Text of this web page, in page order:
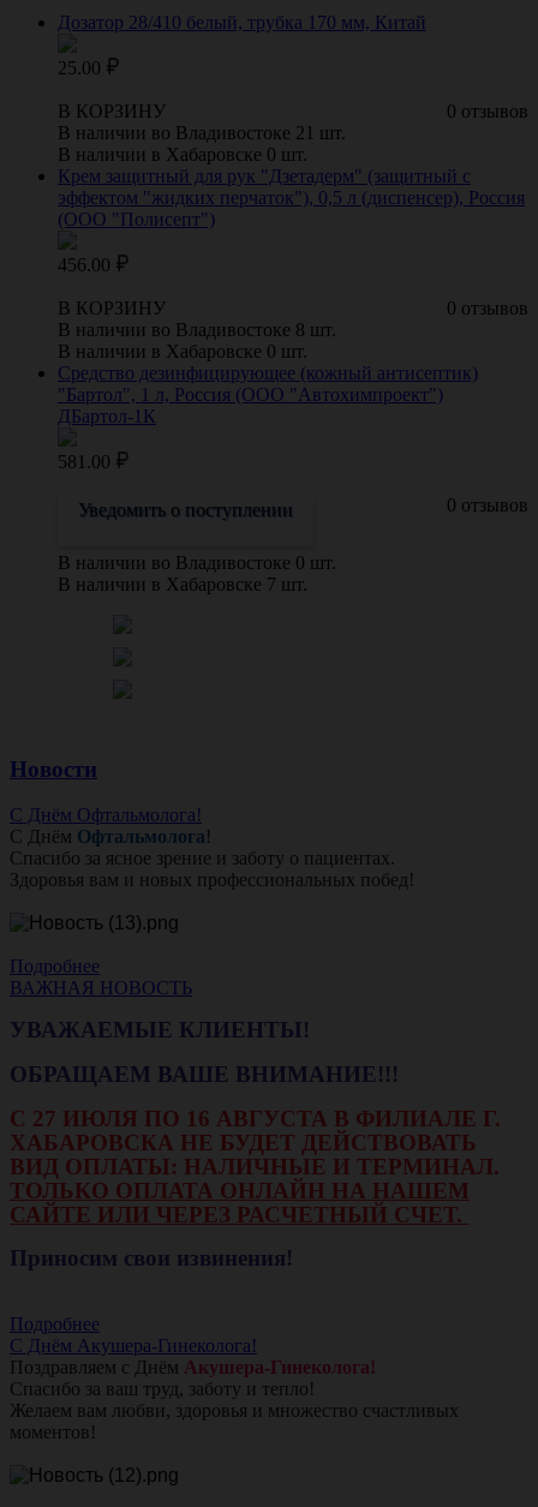
Дозатор 28/410 белый, трубка 170 мм, Китай
25.00
0 отзывов
В КОРЗИНУ
В наличии во Владивостоке 21 шт.
В наличии в Хабаровске 0 шт.
Крем защитный для рук "Дзетадерм" (защитный с
эффектом "жидких перчаток"), 0,5 л (диспенсер), Россия
(ООО "Полисепт")
456.00
0 отзывов
В КОРЗИНУ
В наличии во Владивостоке 8 шт.
В наличии в Хабаровске 0 шт.
Средство дезинфицирующее (кожный антисептик)
"Бартол", 1 л, Россия (ООО "Автохимпроект")
ДБартол-1К
581.00
0 отзывов
Уведомить о поступлении
В наличии во Владивостоке 0 шт.
В наличии в Хабаровске 7 шт.
Новости
С Днём Офтальмолога!
С Днём Офтальмолога!
Спасибо за ясное зрение и заботу о пациентах.
Здоровья вам и новых профессиональных побед!
Подробнее
ВАЖНАЯ НОВОСТЬ
УВАЖАЕМЫЕ КЛИЕНТЫ!
ОБРАЩАЕМ ВАШЕ ВНИМАНИЕ!!!
С 27 ИЮЛЯ ПО 16 АВГУСТА В ФИЛИАЛЕ Г.
ХАБАРОВСКА НЕ БУДЕТ ДЕЙСТВОВАТЬ
ВИД ОПЛАТЫ: НАЛИЧНЫЕ И ТЕРМИНАЛ.
ТОЛЬКО ОПЛАТА ОНЛАЙН НА НАШЕМ
САЙТЕ ИЛИ ЧЕРЕЗ РАСЧЕТНЫЙ СЧЕТ.
Приносим свои извинения!
Подробнее
С Днём Акушера-Гинеколога!
Поздравляем с Днём Акушера-Гинеколога!
Спасибо за ваш труд, заботу и тепло!
Желаем вам любви, здоровья и множество счастливых
моментов!